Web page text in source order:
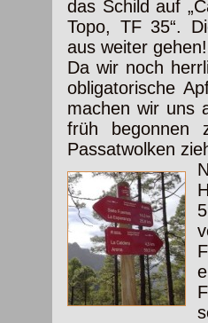
das Schild auf
Topo, TF 35“.
aus weiter gehen!
Da wir noch
obligatorische
machen wir uns
früh begonnen
Passatwolken